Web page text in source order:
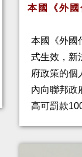
本國《外
本國《外國
式生效，新
府政策的個
內向聯邦政
高可罰款